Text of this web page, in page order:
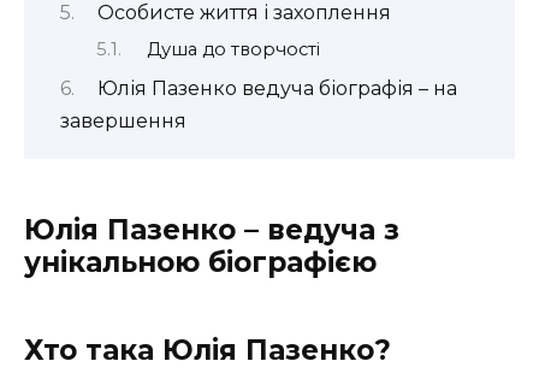
Особисте життя і захоплення
Душа до творчості
Юлія Пазенко ведуча біографія – на
завершення
Юлія Пазенко – ведуча з
унікальною біографією
Хто така Юлія Пазенко?